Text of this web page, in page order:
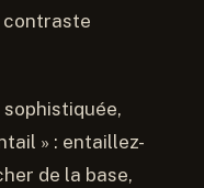
contraste
» : entaillez-
de la base,